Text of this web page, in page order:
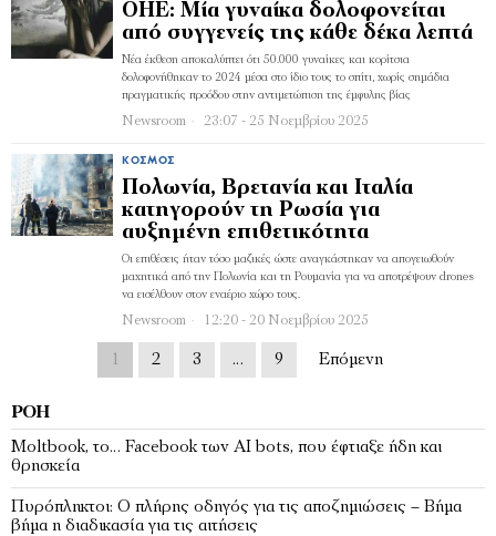
ΟΗΕ: Μία γυναίκα δολοφονείται
από συγγενείς της κάθε δέκα λεπτά
Νέα έκθεση αποκαλύπτει ότι 50.000 γυναίκες και κορίτσια
δολοφονήθηκαν το 2024 μέσα στο ίδιο τους το σπίτι, χωρίς σημάδια
πραγματικής προόδου στην αντιμετώπιση της έμφυλης βίας
Newsroom 23:07 - 25 Νοεμβρίου 2025
ΚΌΣΜΟΣ
Πολωνία, Βρετανία και Ιταλία
κατηγορούν τη Ρωσία για
αυξημένη επιθετικότητα
Οι επιθέσεις ήταν τόσο μαζικές ώστε αναγκάστηκαν να απογειωθούν
μαχητικά από την Πολωνία και τη Ρουμανία για να αποτρέψουν drones
να εισέλθουν στον εναέριο χώρο τους.
Newsroom 12:20 - 20 Νοεμβρίου 2025
1 2 3 … 9 Επόμενη
ΡΟΉ
Moltbook, το… Faceboοk των ΑΙ bots, που έφτιαξε ήδη και
θρησκεία
Πυρόπληκτοι: Ο πλήρης οδηγός για τις αποζημιώσεις – Βήμα
βήμα η διαδικασία για τις αιτήσεις